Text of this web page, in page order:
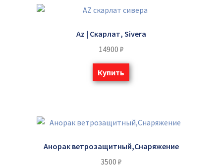
Az | Скарлат, Sivera
14900 ₽
Купить
Анорак ветрозащитный,Снаряжение
3500 ₽